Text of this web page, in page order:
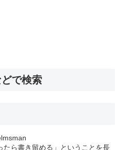
で検索
たら書き留める」ということを長